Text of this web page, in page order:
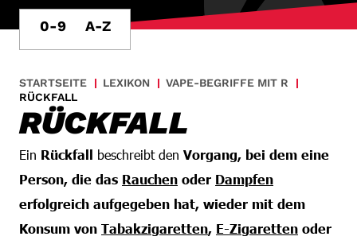
0-9 A-Z
STARTSEITE LEXIKON
VAPE-BEGRIFFE MIT R
RÜCKFALL
RÜCKFALL
Ein Rückfall beschreibt den Vorgang, bei dem eine
Person, die das Rauchen oder Dampfen
erfolgreich aufgegeben hat, wieder mit dem
Konsum von Tabakzigaretten, E-Zigaretten oder